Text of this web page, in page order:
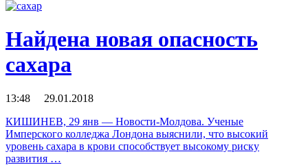
Найдена новая опасность
сахара
13:48 29.01.2018
КИШИНЕВ, 29 янв — Новости-Молдова. Ученые
Имперского колледжа Лондона выяснили, что высокий
уровень сахара в крови способствует высокому риску
развития …